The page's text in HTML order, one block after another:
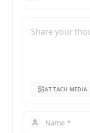
ATTACH MEDIA